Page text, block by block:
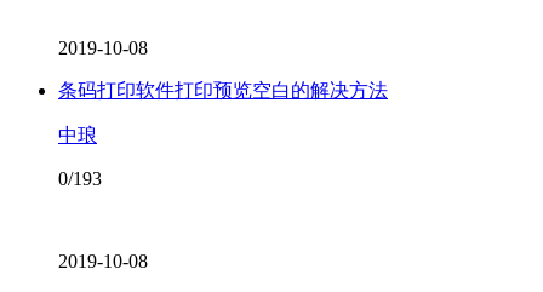
2019-10-08
条码打印软件打印预览空白的解决方法
中琅
0/193
2019-10-08